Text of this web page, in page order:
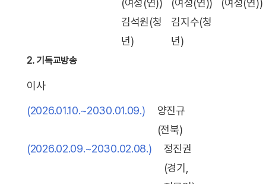
김석원(청
년)
김지수(청
년)
2. 기독교방송
이사
(2026.01.10.~2030.01.09.)
양진규
(전북)
(2026.02.09.~2030.02.08.)
정진권
(경기,